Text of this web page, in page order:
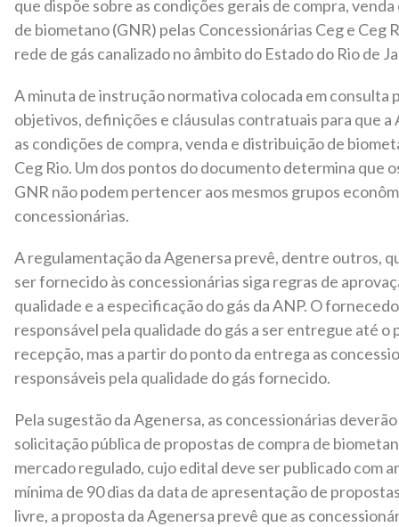
que dispõe sobre as condições gerais de compra,
de biometano (GNR) pelas Concessionárias Ceg e Ceg
rede de gás canalizado no âmbito do Estado do Rio de
A minuta de instrução normativa colocada em consulta
objetivos, definições e cláusulas contratuais para que a
as condições de compra, venda e distribuição de
Ceg Rio. Um dos pontos do documento determina que
GNR não podem pertencer aos mesmos grupos
concessionárias.
A regulamentação da Agenersa prevê, dentre outros,
ser fornecido às concessionárias siga regras de
qualidade e a especificação do gás da ANP. O
responsável pela qualidade do gás a ser entregue até o
recepção, mas a partir do ponto da entrega as
responsáveis pela qualidade do gás fornecido.
Pela sugestão da Agenersa, as concessionárias
solicitação pública de propostas de compra de
mercado regulado, cujo edital deve ser publicado com
mínima de 90 dias da data de apresentação de
livre, a proposta da Agenersa prevê que as